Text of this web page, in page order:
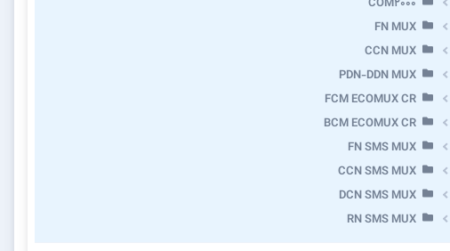
FN MUX
CCN MUX
PDN-DDN MUX
FCM ECOMUX CR
BCM ECOMUX CR
FN SMS MUX
CCN SMS MUX
DCN SMS MUX
RN SMS MUX